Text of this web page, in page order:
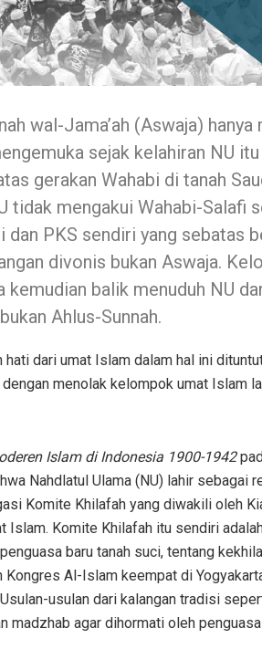
wal-Jama’ah (Aswaja) hanya
sejak kelahiran NU
gerakan Wahabi di tanah
tidak mengakui Wahabi-Salafi
dan PKS sendiri yang sebatas
divonis bukan Aswaja.
kemudian balik menuduh NU
Ahlus-Sunnah.
hati dari umat Islam dalam hal ini
menolak kelompok umat Islam
Islam di Indonesia 1900-1942
Nahdlatul Ulama (NU) lahir sebagai
Komite Khilafah yang diwakili oleh
Islam. Komite Khilafah itu sendiri
baru tanah suci, tentang
Al-Islam keempat di
usulan dari kalangan tradisi
madzhab agar dihormati oleh